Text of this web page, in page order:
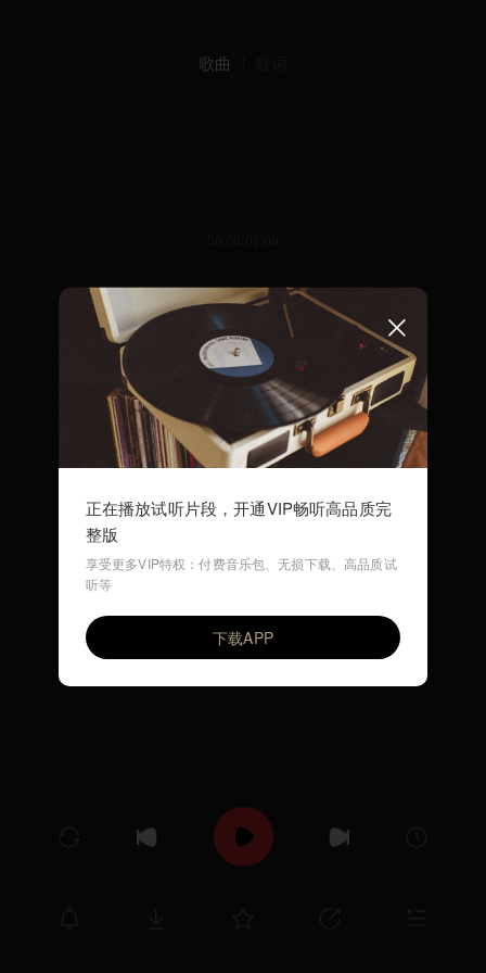
歌曲
VIP 小城故事
正在播放试听片段，开通VIP畅听高品质完
整版
享受更多VIP特权：付费音乐包、无损下载、高品质试
听等
下载APP
